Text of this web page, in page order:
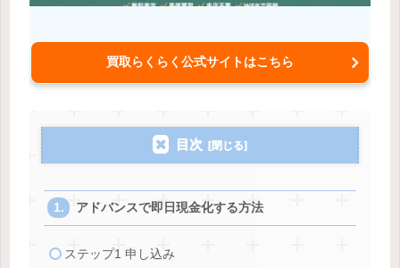
買取らくらく公式サイトはこちら
目次
アドバンスで即日現金化する方法
ステップ1 申し込み